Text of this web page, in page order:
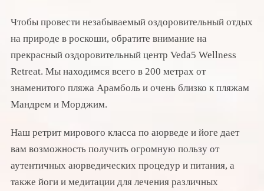
Чтобы провести незабываемый оздоровительный отдых
на природе в роскоши, обратите внимание на
прекрасный оздоровительный центр Veda5 Wellness
Retreat. Мы находимся всего в 200 метрах от
знаменитого пляжа Арамболь и очень близко к пляжам
Мандрем и Морджим.
Наш ретрит мирового класса по аюрведе и йоге дает
вам возможность получить огромную пользу от
аутентичных аюрведических процедур и питания, а
также йоги и медитации для лечения различных